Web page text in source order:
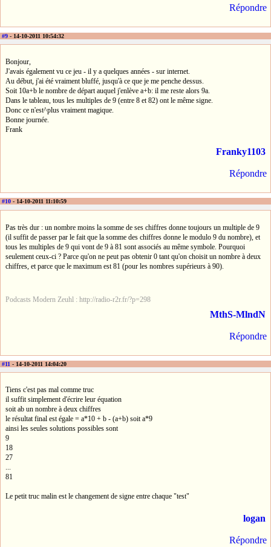
Répondre
#9 - 14-10-2011 10:54:32
Bonjour,
J'avais également vu ce jeu - il y a quelques années - sur internet.
Au début, j'ai été vraiment bluffé, jusqu'à ce que je me penche dessus.
Soit 10a+b le nombre de départ auquel j'enlève a+b: il me reste alors 9a.
Dans le tableau, tous les multiples de 9 (entre 8 et 82) ont le même signe.
Donc ce n'est^plus vraiment magique.
Bonne journée.
Frank
Franky1103
Répondre
#10 - 14-10-2011 11:10:59
Pas très dur : un nombre moins la somme de ses chiffres donne toujours un multiple de 9
(il suffit de passer par le fait que la somme des chiffres donne le modulo 9 du nombre), et
tous les multiples de 9 qui vont de 9 à 81 sont associés au même symbole. Pourquoi
seulement ceux-ci ? Parce qu'on ne peut pas obtenir 0 tant qu'on choisit un nombre à deux
chiffres, et parce que le maximum est 81 (pour les nombres supérieurs à 90).
Podcasts Modern Zeuhl : http://radio-r2r.fr/?p=298
MthS-MlndN
Répondre
#11 - 14-10-2011 14:04:20
Tiens c'est pas mal comme truc
il suffit simplement d'écrire leur équation
soit ab un nombre à deux chiffres
le résultat final est égale = a*10 + b - (a+b) soit a*9
ainsi les seules solutions possibles sont
9
18
27
...
81
Le petit truc malin est le changement de signe entre chaque "test"
logan
Répondre